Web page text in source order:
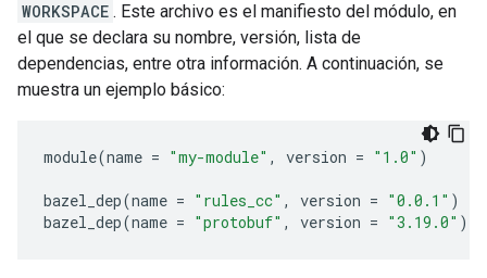
WORKSPACE . Este archivo es el manifiesto del módulo, en
el que se declara su nombre, versión, lista de
dependencias, entre otra información. A continuación, se
muestra un ejemplo básico:
module(name = "my-module" , version = "1.0" )
bazel_dep(name = "rules_cc" , version = "0.0.1" )
bazel_dep(name = "protobuf" , version = "3.19.0" )